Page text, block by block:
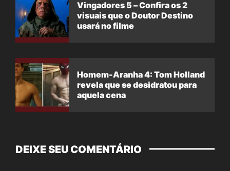
Vingadores 5 – Confira os 2
visuais que o Doutor Destino
usará no filme
Homem-Aranha 4: Tom Holland
revela que se desidratou para
aquela cena
DEIXE SEU COMENTÁRIO